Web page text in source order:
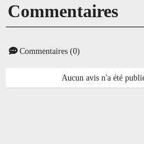
Commentaires
Commentaires (0)
Aucun avis n'a été